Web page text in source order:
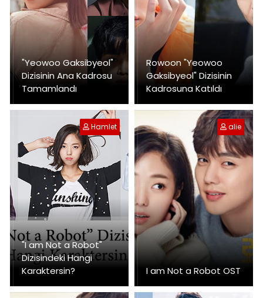
"Yeowoo Gaksibyeol"
Dizisinin Ana Kadrosu
Tamamlandı
Rowoon "Yeowoo
Gaksibyeol" Dizisinin
Kadrosuna Katıldı
"I am Not a Robot"
Dizisindeki Hangi
Karaktersin?
Hamlet
I am Not a Robot OST
alie